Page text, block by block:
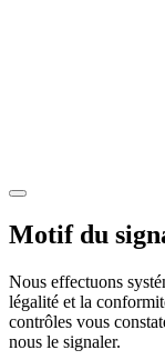
Motif du
Nous effectuons
légalité et la
contrôles vous
nous le signaler.